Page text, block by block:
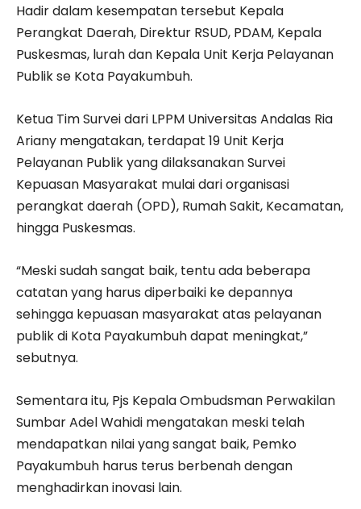
Hadir dalam kesempatan tersebut Kepala
Perangkat Daerah, Direktur RSUD, PDAM, Kepala
Puskesmas, lurah dan Kepala Unit Kerja Pelayanan
Publik se Kota Payakumbuh.
Ketua Tim Survei dari LPPM Universitas Andalas Ria
Ariany mengatakan, terdapat 19 Unit Kerja
Pelayanan Publik yang dilaksanakan Survei
Kepuasan Masyarakat mulai dari organisasi
perangkat daerah (OPD), Rumah Sakit, Kecamatan,
hingga Puskesmas.
“Meski sudah sangat baik, tentu ada beberapa
catatan yang harus diperbaiki ke depannya
sehingga kepuasan masyarakat atas pelayanan
publik di Kota Payakumbuh dapat meningkat,”
sebutnya.
Sementara itu, Pjs Kepala Ombudsman Perwakilan
Sumbar Adel Wahidi mengatakan meski telah
mendapatkan nilai yang sangat baik, Pemko
Payakumbuh harus terus berbenah dengan
menghadirkan inovasi lain.